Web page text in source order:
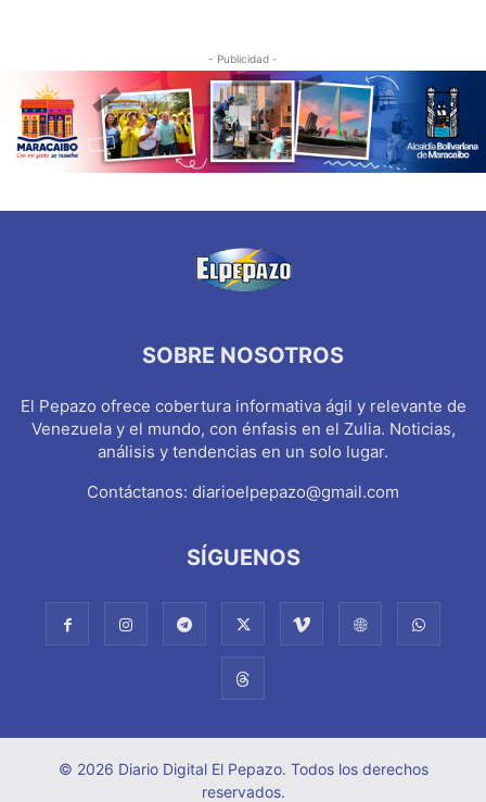
- Publicidad -
SOBRE NOSOTROS
El Pepazo ofrece cobertura informativa ágil y relevante de
Venezuela y el mundo, con énfasis en el Zulia. Noticias,
análisis y tendencias en un solo lugar.
Contáctanos: diarioelpepazo@gmail.com
SÍGUENOS
© 2026 Diario Digital El Pepazo. Todos los derechos
reservados.